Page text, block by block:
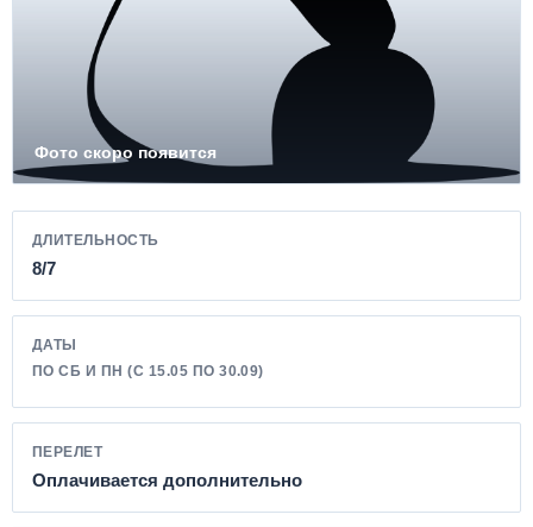
Фото скоро появится
ДЛИТЕЛЬНОСТЬ
8/7
ДАТЫ
ПО СБ И ПН (С 15.05 ПО 30.09)
ПЕРЕЛЕТ
Оплачивается дополнительно